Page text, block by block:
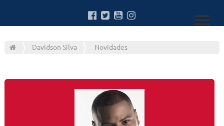
Davidson Silva Novidades